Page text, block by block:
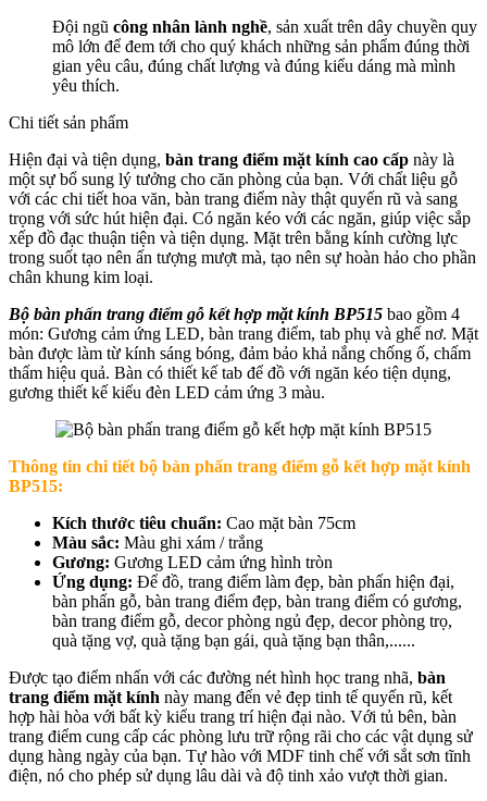
Đội ngũ công nhân lành nghề, sản xuất trên dây chuyền quy
mô lớn để đem tới cho quý khách những sản phẩm đúng thời
gian yêu câu, đúng chất lượng và đúng kiểu dáng mà mình
yêu thích.
Chi tiết sản phẩm
Hiện đại và tiện dụng, bàn trang điểm mặt kính cao cấp này là
một sự bổ sung lý tưởng cho căn phòng của bạn. Với chất liệu gỗ
với các chi tiết hoa văn, bàn trang điểm này thật quyến rũ và sang
trọng với sức hút hiện đại. Có ngăn kéo với các ngăn, giúp việc sắp
xếp đồ đạc thuận tiện và tiện dụng. Mặt trên bằng kính cường lực
trong suốt tạo nên ấn tượng mượt mà, tạo nên sự hoàn hảo cho phần
chân khung kim loại.
Bộ bàn phấn trang điểm gỗ kết hợp mặt kính BP515 bao gồm 4
món: Gương cảm ứng LED, bàn trang điểm, tab phụ và ghế nơ. Mặt
bàn được làm từ kính sáng bóng, đảm bảo khả nắng chống ố, chấm
thấm hiệu quả. Bàn có thiết kế tab để đồ với ngăn kéo tiện dụng,
gương thiết kế kiểu đèn LED cảm ứng 3 màu.
Thông tin chi tiết bộ bàn phấn trang điểm gỗ kết hợp mặt kính
BP515:
Kích thước tiêu chuẩn: Cao mặt bàn 75cm
Màu sắc: Màu ghi xám / trắng
Gương: Gương LED cảm ứng hình tròn
Ứng dụng: Để đồ, trang điểm làm đẹp, bàn phấn hiện đại,
bàn phấn gỗ, bàn trang điểm đẹp, bàn trang điểm có gương,
bàn trang điểm gỗ, decor phòng ngủ đẹp, decor phòng trọ,
quà tặng vợ, quà tặng bạn gái, quà tặng bạn thân,......
Được tạo điểm nhấn với các đường nét hình học trang nhã, bàn
trang điểm mặt kính này mang đến vẻ đẹp tinh tế quyến rũ, kết
hợp hài hòa với bất kỳ kiểu trang trí hiện đại nào. Với tủ bên, bàn
trang điểm cung cấp các phòng lưu trữ rộng rãi cho các vật dụng sử
dụng hàng ngày của bạn. Tự hào với MDF tinh chế với sắt sơn tĩnh
điện, nó cho phép sử dụng lâu dài và độ tinh xảo vượt thời gian.